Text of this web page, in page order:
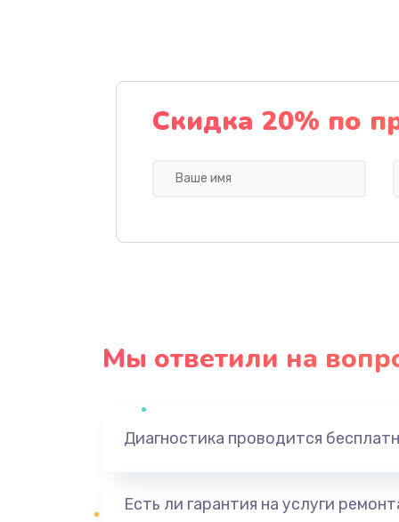
Скидка 20% по
Мы ответили на
Диагностика проводится
Есть ли гарантия на услуги